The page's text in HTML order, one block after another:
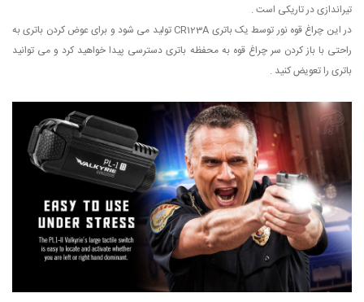
تیراندازی در تاریکی است .
در این چراغ قوه نور توسط یک باتری CR123A تولید می شود و برای عوض کردن باتری به
راحتی با باز کردن سر چراغ قوه به محفظه باتری دسترسی پیدا خواهید کرد و می توانید
باتری را تعویض کنید .